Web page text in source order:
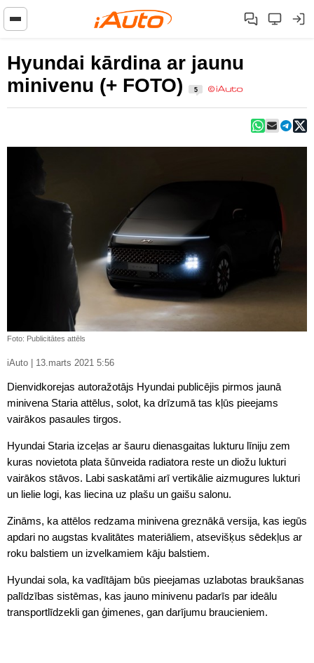
Hyundai kārdina ar jaunu
minivenu (+ FOTO)
5
Foto: Publicitātes attēls
iAuto | 13.marts 2021 5:56
Dienvidkorejas autoražotājs Hyundai publicējis pirmos jaunā
minivena Staria attēlus, solot, ka drīzumā tas kļūs pieejams
vairākos pasaules tirgos.
Hyundai Staria izceļas ar šauru dienasgaitas lukturu līniju zem
kuras novietota plata šūnveida radiatora reste un diožu lukturi
vairākos stāvos. Labi saskatāmi arī vertikālie aizmugures lukturi
un lielie logi, kas liecina uz plašu un gaišu salonu.
Zināms, ka attēlos redzama minivena greznākā versija, kas iegūs
apdari no augstas kvalitātes materiāliem, atsevišķus sēdekļus ar
roku balstiem un izvelkamiem kāju balstiem.
Hyundai sola, ka vadītājam būs pieejamas uzlabotas braukšanas
palīdzības sistēmas, kas jauno minivenu padarīs par ideālu
transportlīdzekli gan ģimenes, gan darījumu braucieniem.